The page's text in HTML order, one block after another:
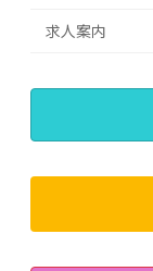
求人案内